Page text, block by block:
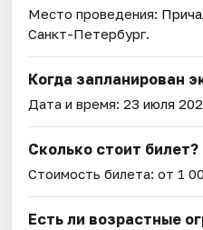
Место проведения:
Санкт-Петербург.
Когда запланирован
Дата и время:23 июля
Сколько стоит билет?
Стоимость билета: от 1
Есть ли возрастные